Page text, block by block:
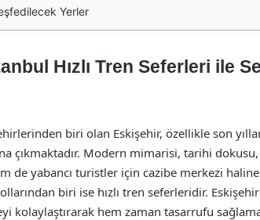
Yerler
Hızlı Tren Seferleri ile
biri olan Eskişehir, özellikle son
çıkmaktadır. Modern mimarisi, tarihi
de yabancı turistler için cazibe merkezi
biri ise hızlı tren seferleridir.
kolaylaştırarak hem zaman tasarrufu